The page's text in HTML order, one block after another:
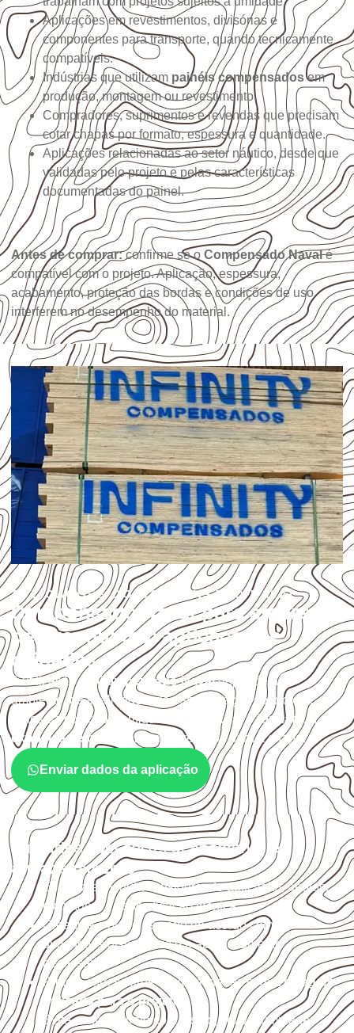
Aplicações em revestimentos, divisórias e
componentes para transporte, quando tecnicamente
compatíveis.
Indústrias que utilizam painéis compensadosem
produção, montagem ou revestimento.
Compradores, suprimentos e revendas que precisam
cotar chapas por formato, espessura e quantidade.
Aplicações relacionadas ao setor náutico, desde que
validadas pelo projeto e pelas características
documentadas do painel.
Antes de comprar:confirme se o Compensado Navalé
compatível com o projeto. Aplicação, espessura,
acabamento, proteção das bordas e condições de uso
interferem no desempenho do material.
APLICAÇÕES DO COMPENSADO NAVAL
Compensado Naval para empresas
de Branquinha: aplicações e
cuidados
A utilização do Compensado Navaldepende do
ambiente, da finalidade e da especificação do projeto.
Antes da cotação, verifique a
espessura, o formato, a
exposição e o acabamento
previstos para a chapa.
Enviar dados da aplicação
Cuidados com corte, acabamento e
armazenamento
Escolha a medida considerando aplicação, apoios,
montagem e especificação técnica.
Organize o plano de corte de acordo com as
dimensões disponíveis e o aproveitamento
necessário.
Proteja cortes, furos e extremidades com aselagem
indicada para o projeto
Evite contato direto com o solo, chuva, umidade